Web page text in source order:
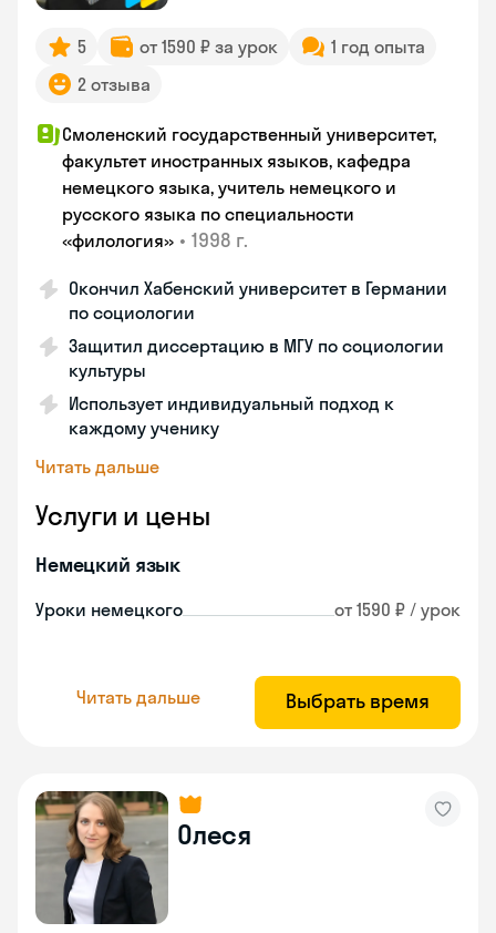
5 от 1590 ₽ за урок
1 год опыта
2 отзыва
Смоленский государственный университет,
факультет иностранных языков, кафедра
немецкого языка, учитель немецкого и
русского языка по специальности
«филология» • 1998 г.
Окончил Хабенский университет в Германии
по социологии
Защитил диссертацию в МГУ по социологии
культуры
Использует индивидуальный подход к
каждому ученику
Читать дальше
Услуги и цены
Немецкий язык
Уроки немецкого от 1590 ₽ / урок
Читать дальше Выбрать время
Олеся